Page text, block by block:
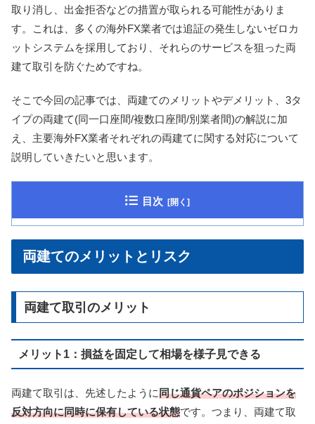
取り消し、出金拒否などの措置が取られる可能性がありま
す。これは、多くの海外FX業者では追証の発生しないゼロカ
ットシステムを採用しており、それらのサービスを狙った両
建て取引を防ぐためですね。
そこで今回の記事では、両建てのメリットやデメリット、3タ
イプの両建て(同一口座間/複数口座間/別業者間)の解説に加
え、主要海外FX業者それぞれの両建てに関する対応について
説明していきたいと思います。
目次
両建てのメリットとリスク
両建て取引のメリット
メリット1：損益を固定して相場を様子見できる
両建て取引は、先述したように同じ通貨ペアのポジションを
反対方向に同時に保有している状態です。つまり、両建て取